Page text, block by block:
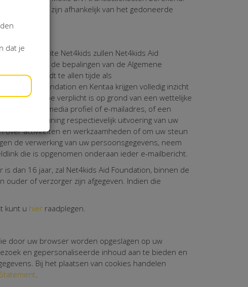
zijn afhankelijk van het gedoneerde
de website Net4kids zullen Net4kids Aid
daarbij de bepalingen van de Algemene
geldt te allen tijde als
Aid Foundation en Kentaa krijgen volledig inzicht
daartoe verplicht is op grond van een wettelijke
een social media profiel of e-mailadres, of een
ondersteuning respectievelijk uitvoering van uw
activiteiten en werkzaamheden of om uw steun
de verwerking van uw persoonsgegevens, neem
die is opgenomen onderaan ieder e-mailbericht.
dan 16 jaar, zal Net4kids Aid Foundation, binnen de
ouder of verzorger zijn afgegeven. Indien die
kunt u hier raadplegen.
door uw browser worden opgeslagen op uw
en gepersonaliseerde inhoud aan te bieden en
Bij het plaatsen van cookies handelen
.
dat je